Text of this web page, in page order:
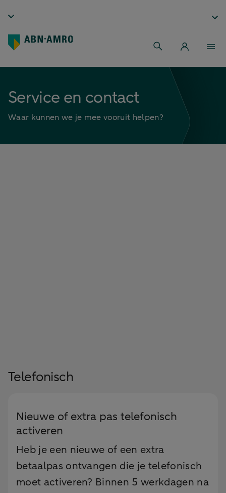
Service en contact
Waar kunnen we je mee vooruit helpen?
Telefonisch
Nieuwe of extra pas telefonisch
activeren
Heb je een nieuwe of een extra
betaalpas ontvangen die je telefonisch
moet activeren? Binnen 5 werkdagen na